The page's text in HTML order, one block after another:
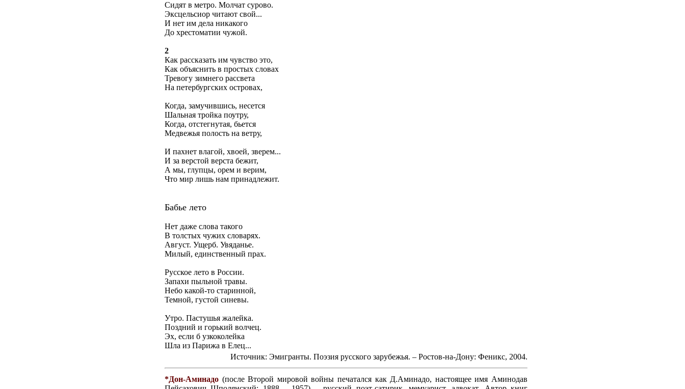
Сидят в метро. Молчат сурово.
Эксцельсиор читают свой...
И нет им дела никакого
До хрестоматии чужой.
2
Как рассказать им чувство это,
Как объяснить в простых словах
Тревогу зимнего рассвета
На петербургских островах,
Когда, замучившись, несется
Шальная тройка поутру,
Когда, отстегнутая, бьется
Медвежья полость на ветру,
И пахнет влагой, хвоей, зверем...
И за верстой верста бежит,
А мы, глупцы, орем и верим,
Что мир лишь нам принадлежит.
Бабье лето
Нет даже слова такого
В толстых чужих словарях.
Август. Ущерб. Увяданье.
Милый, единственный прах.
Русское лето в России.
Запахи пыльной травы.
Небо какой-то старинной,
Темной, густой синевы.
Утро. Пастушья жалейка.
Поздний и горький волчец.
Эх, если б узкоколейка
Шла из Парижа в Елец...
Источник: Эмигранты. Поэзия русского зарубежья. – Ростов-на-Дону: Феникс, 2004.
*Дон-Аминадо (после Второй мировой войны печатался как Д.Аминадо, настоящее имя Аминодав